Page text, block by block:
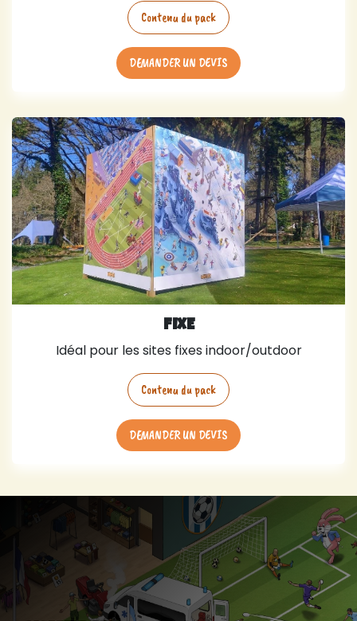
Contenu du pack
DEMANDER UN DEVIS
FIXE
Idéal pour les sites fixes indoor/outdoor
Contenu du pack
DEMANDER UN DEVIS